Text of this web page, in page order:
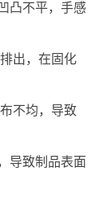
凸不平，手感
出，在固化
不均，导致
导致制品表面